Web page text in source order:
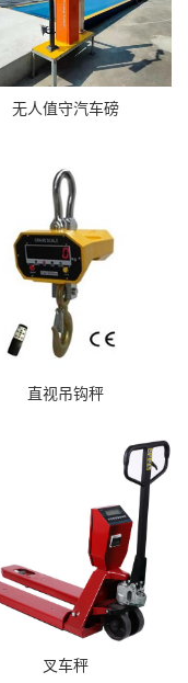
无人值守汽车磅
直视吊钩秤
叉车秤